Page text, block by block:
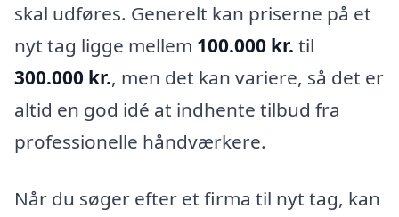
skal udføres. Generelt kan priserne på et
nyt tag ligge mellem 100.000 kr. til
300.000 kr., men det kan variere, så det er
altid en god idé at indhente tilbud fra
professionelle håndværkere.
Når du søger efter et firma til nyt tag, kan